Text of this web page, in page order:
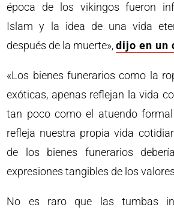
época de los vikingos fueron
Islam y la idea de una vida
después de la muerte»,dijo en un
«Los bienes funerarios como la
exóticas, apenas reflejan la vida
tan poco como el atuendo
refleja nuestra propia vida
de los bienes funerarios
expresiones tangibles de los
No es raro que las tumbas